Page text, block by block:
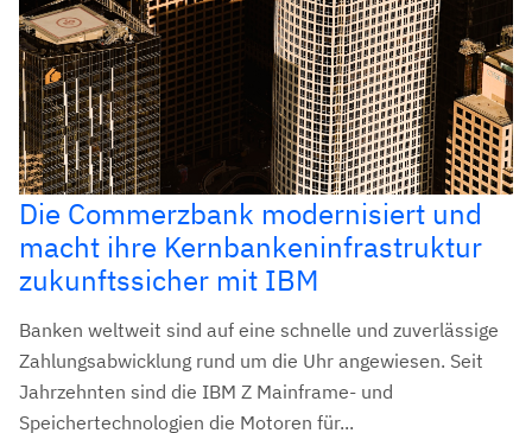
Die Commerzbank modernisiert und
macht ihre Kernbankeninfrastruktur
zukunftssicher mit IBM
Banken weltweit sind auf eine schnelle und zuverlässige
Zahlungsabwicklung rund um die Uhr angewiesen. Seit
Jahrzehnten sind die IBM Z Mainframe- und
Speichertechnologien die Motoren für...